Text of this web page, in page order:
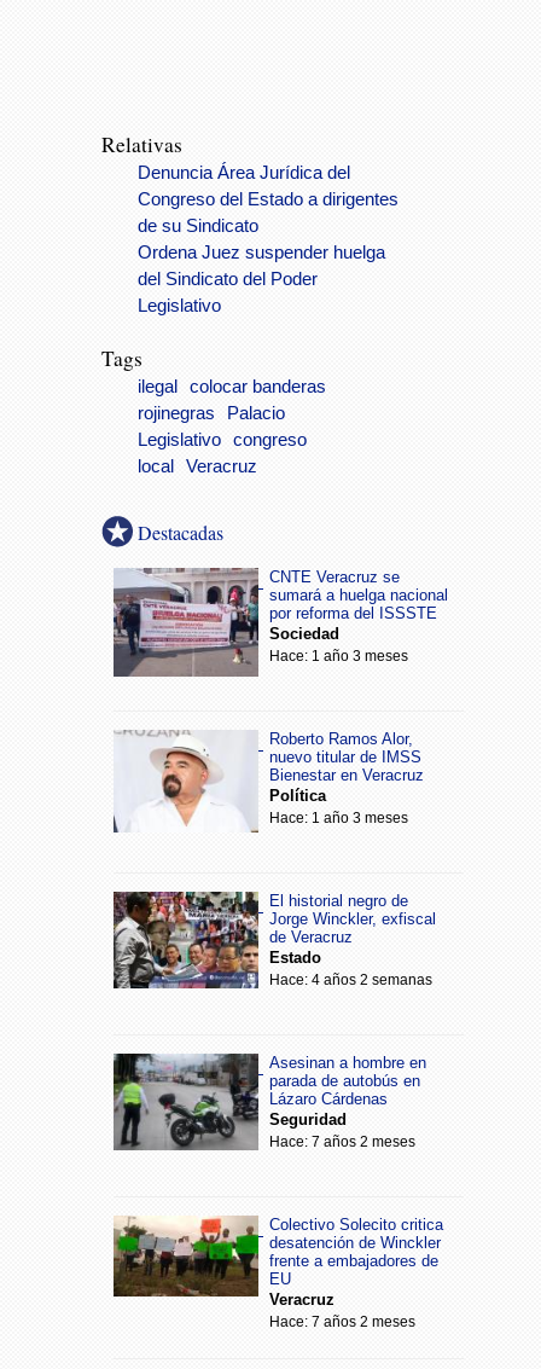
Relativas
Denuncia Área Jurídica del
Congreso del Estado a dirigentes
de su Sindicato
Ordena Juez suspender huelga
del Sindicato del Poder
Legislativo
Tags
ilegal
colocar banderas
rojinegras
Palacio
Legislativo
congreso
local
Veracruz
Destacadas
CNTE Veracruz se
sumará a huelga nacional
por reforma del ISSSTE
Sociedad
Hace: 1 año 3 meses
Roberto Ramos Alor,
nuevo titular de IMSS
Bienestar en Veracruz
Política
Hace: 1 año 3 meses
El historial negro de
Jorge Winckler, exfiscal
de Veracruz
Estado
Hace: 4 años 2 semanas
Asesinan a hombre en
parada de autobús en
Lázaro Cárdenas
Seguridad
Hace: 7 años 2 meses
Colectivo Solecito critica
desatención de Winckler
frente a embajadores de
EU
Veracruz
Hace: 7 años 2 meses